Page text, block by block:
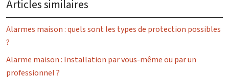
Articles similaires
Alarmes maison : quels sont les types de protection possibles
?
Alarme maison : Installation par vous-même ou par un
professionnel ?